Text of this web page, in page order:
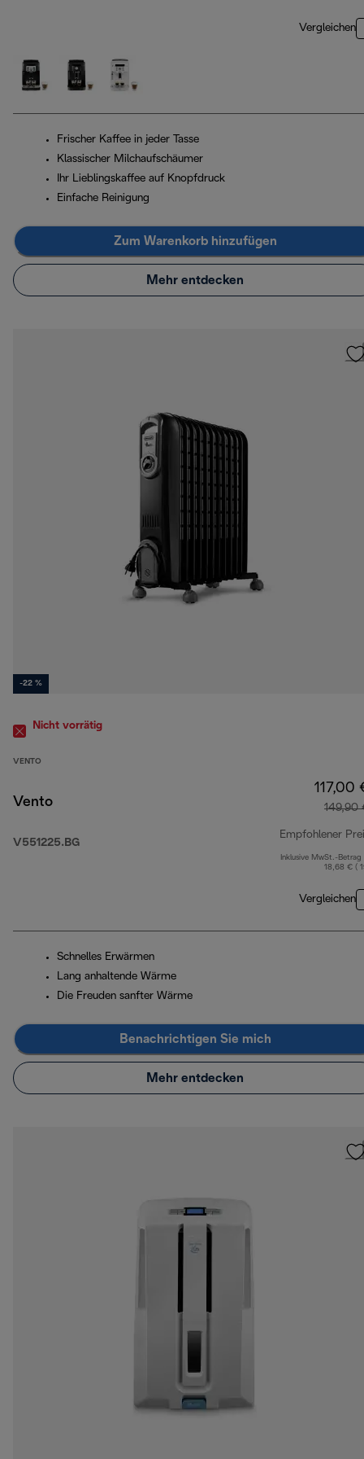
Vergleichen
Frischer Kaffee in jeder Tasse
Klassischer Milchaufschäumer
Ihr Lieblingskaffee auf Knopfdruck
Einfache Reinigung
Zum Warenkorb hinzufügen
Mehr entdecken
-22 %
Nicht vorrätig
VENTO
Vento
V551225.BG
117,00
149,90
Empfohlener
Inklusive MwSt.-Betrag
18,68 € (
Vergleichen
Schnelles Erwärmen
Lang anhaltende Wärme
Die Freuden sanfter Wärme
Benachrichtigen Sie mich
Mehr entdecken